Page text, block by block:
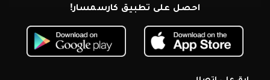
احصل على تطبيق كارسمسار!